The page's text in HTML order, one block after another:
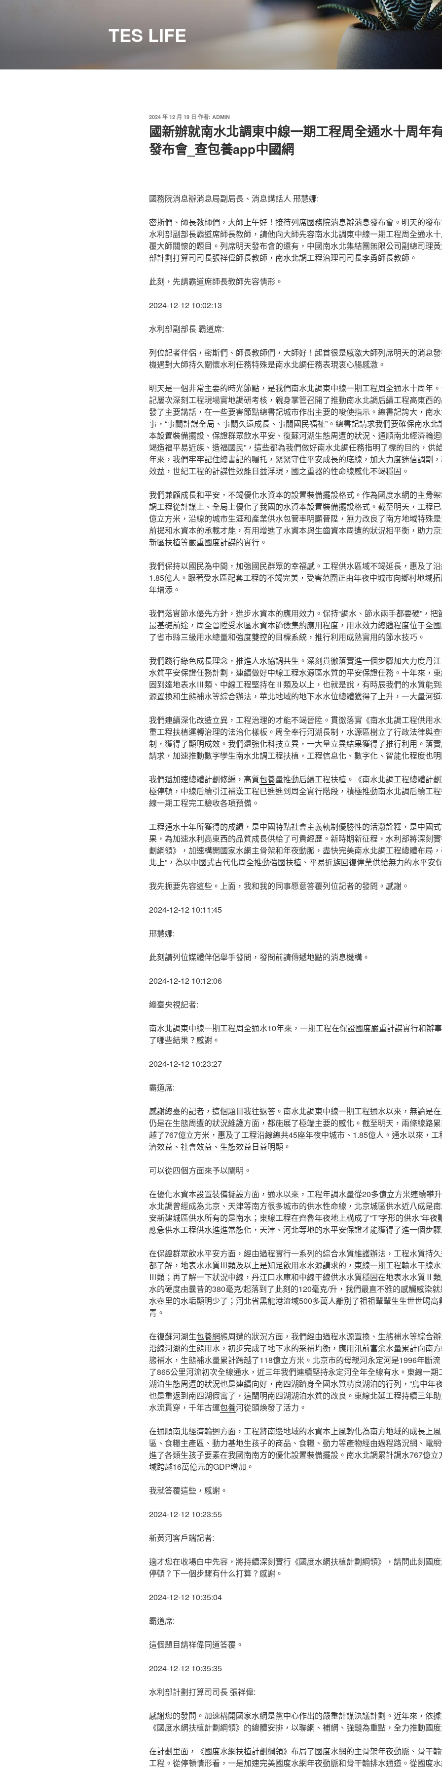
TES LIFE
發
佈
於
2024 年 12 月 19 日 作者: ADMIN
國新辦就南水北調東中線一期工程周全通水十周年
發布會_查包養app中國網
國務院消息辦消息局副局長、消息講話人 邢慧娜:
密斯們、師長教師們，大師上午好！接待列席國務院消息辦消息發布會。明天的發
水利部副部長霸道席師長教師，請他向大師先容南水北調東中線一期工程周全通水
覆大師關懷的題目。列席明天發布會的還有，中國南水北集結團無限公司副總司理
部計劃打算司司長張祥偉師長教師，南水北調工程治理司司長李勇師長教師。
此刻，先請霸道席師長教師先容情形。
2024-12-12 10:02:13
水利部副部長 霸道席:
列位記者伴侶，密斯們、師長教師們，大師好！起首很是感激大師列席明天的消息
機遇對大師持久關懷水利任務特殊是南水北調任務表現衷心腸感激。
明天是一個非常主要的時光節點，是我們南水北調東中線一期工程周全通水十周年
記屢次深刻工程現場實地調研考核，親身掌管召開了推動南水北調后續工程高東西
發了主要講話，在一些要害節點總書記城市作出主要的唆使指示。總書記誇大，南
事，“事關計謀全局、事關久遠成長、事關國民福祉”。總書記請求我們要確保南水北
本設置裝備擺設、保證群眾飲水平安、復蘇河湖生態周遭的狀況、通順南北經濟輪迴
竭造福平易近族、造福國民”，這些都為我們做好南水北調任務指明了標的目的，供
年來，我們牢牢記住總書記的囑托，緊緊守住平安成長的底線，加大力度迷信調劑
效益，世紀工程的計謀性效能日益浮現，國之重器的性命線感化不竭穩固。
我們兼顧成長和平安，不竭優化水資本的設置裝備擺設格式。作為國度水網的主骨
調工程從計謀上、全局上優化了我國的水資本設置裝備擺設格式。截至明天，工程
億立方米，沿線的城市生涯和產業供水包管率明顯晉陞，無力改良了南方地域特殊
前提和水資本的承載才能，有用增進了水資本與生齒資本周遭的狀況相平衡，助力
新區扶植等嚴重國度計謀的實行。
我們保持以國民為中間，加強國民群眾的幸福感。工程供水區域不竭延長，惠及了
1.85億人。跟著受水區配套工程的不竭完美，受害范圍正由年夜中城市向鄉村地域
年增添。
我們落實節水優先方針，進步水資本的應用效力。保持“調水、節水兩手都要硬”，把
最基礎前途，周全晉陞受水區水資本節儉集約應用程度，用水效力總體程度位于全
了省市縣三級用水總量和強度雙控的目標系統，推行利用成熟實用的節水技巧。
我們踐行綠色成長理念，推進人水協調共生。深刻貫徹落實進一個步驟加大力度丹
水質平安保證任務計劃，連續做好中線工程水源區水質的平安保證任務。十年來，
固到達地表水Ⅲ類、中線工程堅持在Ⅱ類及以上，也就是說，有時辰我們的水質能
源置換和生態補水等綜合辦法，華北地域的地下水水位總體獲得了上升，一大量河
我們連續深化改造立異，工程治理的才能不竭晉陞。貫徹落實《南水北調工程供用
重工程扶植運轉治理的法治化樣板。周全奉行河湖長制，水源區樹立了行政法律與
制，獲得了顯明成效。我們還強化科技立異，一大量立異結果獲得了推行利用。落
請求，加速推動數字孿生南水北調工程扶植，工程信息化、數字化、智能化程度也明
我們還加速總體計劃修編，高質包養量推動后續工程扶植。《南水北調工程總體計
極停頓，中線后續引江補漢工程已進進到周全實行階段，積極推動南水北調后續工
線一期工程完工驗收各項預備。
工程通水十年所獲得的成績，是中國特點社會主義軌制優勝性的活潑詮釋，是中國
果，為加速水利高東西的品質成長供給了可貴經歷。新時期新征程，水利部將深刻
劃綱領》，加速構開國家水網主骨架和年夜動脈，盡快完美南水北調工程總體布局
北上”，為以中國式古代化周全推動強國扶植、平易近族回復偉業供給無力的水平安
我先扼要先容這些。上面，我和我的同事愿意答覆列位記者的發問。感謝。
2024-12-12 10:11:45
邢慧娜:
此刻請列位媒體伴侶舉手發問，發問前請傳遞地點的消息機構。
2024-12-12 10:12:06
總臺央視記者:
南水北調東中線一期工程周全通水10年來，一期工程在保證國度嚴重計謀實行和辦
了哪些結果？感謝。
2024-12-12 10:23:27
霸道席:
感謝總臺的記者，這個題目我往返答。南水北調東中線一期工程通水以來，無論是
仍是在生態周遭的狀況維護方面，都施展了極端主要的感化。截至明天，兩條線路
越了767億立方米，惠及了工程沿線總共45座年夜中城市、1.85億人。通水以來，
濟效益、社會效益、生態效益日益明顯。
可以從四個方面來予以闡明。
在優化水資本設置裝備擺設方面，通水以來，工程年調水量從20多億立方米連續攀
水北調曾經成為北京、天津等南方很多城市的供水性命線，北京城區供水近八成是
安新建城區供水所有的是南水；東線工程在齊魯年夜地上構成了“T”字形的供水“年夜
應急供水工程供水進進常態化，天津、河北等地的水平安保證才能獲得了進一個步驟
在保證群眾飲水平安方面，經由過程實行一系列的綜合水質維護辦法，工程水質持
都了解，地表水水質Ⅲ類及以上是知足飲用水水源請求的，東線一期工程輸水干線
Ⅲ類；再了解一下狀況中線，丹江口水庫和中線干線供水水質穩固在地表水水質Ⅱ
水的硬度由曩昔的380毫克/起落到了此刻的120毫克/升，我們最直不雅的感觸感染
水壺里的水垢顯明少了；河北省黑龍港流域500多萬人離別了祖祖輩輩生生世世喝高
青。
在復蘇河湖生包養網態周遭的狀況方面，我們經由過程水源置換、生態補水等綜合
沿線河湖的生態用水，初步完成了地下水的采補均衡，應用汛前富余水量累計向南
態補水，生態補水量累計跨越了118億立方米。北京市的母親河永定河是1996年斷
了865公里河流初次全線通水，近三年我們連續堅持永定河全年全線有水。東線一期
湖泊生態周遭的狀況也是連續向好，南四湖躋身全國水質精良湖泊的行列，“鳥中年
也是重返到南四湖假寓了，這闡明南四湖湖泊水質的改良。東線北延工程持續三年
水流貫穿，千年古運包養河從頭煥發了活力。
在通順南北經濟輪迴方面，工程將南邊地域的水資本上風轉化為南方地域的成長上
區、食糧主產區、動力基地生孩子的商品、食糧、動力等產物經由過程路況網、電
進了各類生孩子要素在我國南南方的優化設置裝備擺設。南水北調累計調水767億
域跨越16萬億元的GDP增加。
我就答覆這些，感謝。
2024-12-12 10:23:55
新黃河客戶端記者:
適才您在收場白中先容，將持續深刻實行《國度水網扶植計劃綱領》，請問此刻國
停頓？下一個步驟有什么打算？感謝。
2024-12-12 10:35:04
霸道席:
這個題目請祥偉同道答覆。
2024-12-12 10:35:35
水利部計劃打算司司長 張祥偉:
感謝您的發問。加速構開國家水網是黨中心作出的嚴重計謀決議計劃。近年來，依
《國度水網扶植計劃綱領》的總體安排，以聯網、補網、強鏈為重點，全力推動國
在計劃里面，《國度水網扶植計劃綱領》布局了國度水網的主骨架年夜動脈、骨干
工程。從停頓情形看，一是加速完美國度水網年夜動脈和骨干輸排水通道。從國度